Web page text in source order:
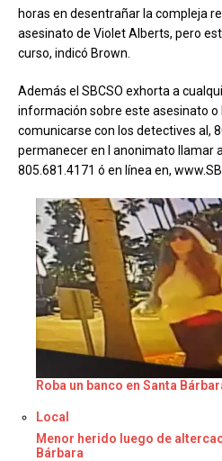
horas en desentrañar la compleja
asesinato de Violet Alberts, pero
curso, indicó Brown.
Además el SBCSO exhorta a
información sobre este asesinato o
comunicarse con los detectives al,
permanecer en l anonimato llamar
805.681.4171 ó en línea en,
Roba un banco en Santa
Respecto a
Local
Menor herido luego de
Bárbara